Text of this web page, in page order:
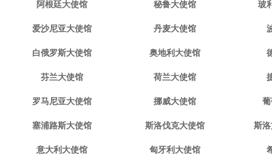
阿根廷大使馆 秘鲁大使馆 玻
爱沙尼亚大使馆 丹麦大使馆
白俄罗斯大使馆 奥地利大使馆
芬兰大使馆 荷兰大使馆
罗马尼亚大使馆 挪威大使馆
塞浦路斯大使馆 斯洛伐克大使馆 斯
意大利大使馆 匈牙利大使馆